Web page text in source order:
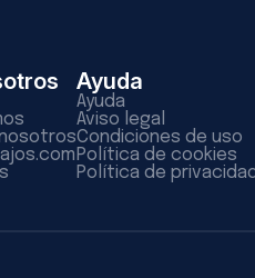
Ayuda
Ayuda
Aviso legal
Condiciones de uso
Política de cookies
Política de privacidad